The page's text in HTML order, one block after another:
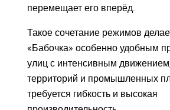
перемещает его вперёд.
Такое сочетание режимов
«Бабочка» особенно удобным
улиц с интенсивным
территорий и промышленных
требуется гибкость и высокая
Войдите
Для входа на сайт, введите ваш логин
С возвращением!
Войдите
Для входа на сайт, введите ваш логин
С возвращением!